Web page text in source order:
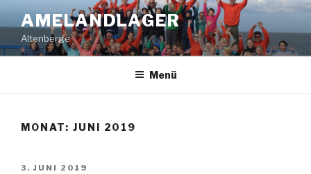
Inhalt
springen
AMELANDLAGER
Altenberge
Menü
MONAT: JUNI 2019
VERÖFFENTLICHT
3. JUNI 2019